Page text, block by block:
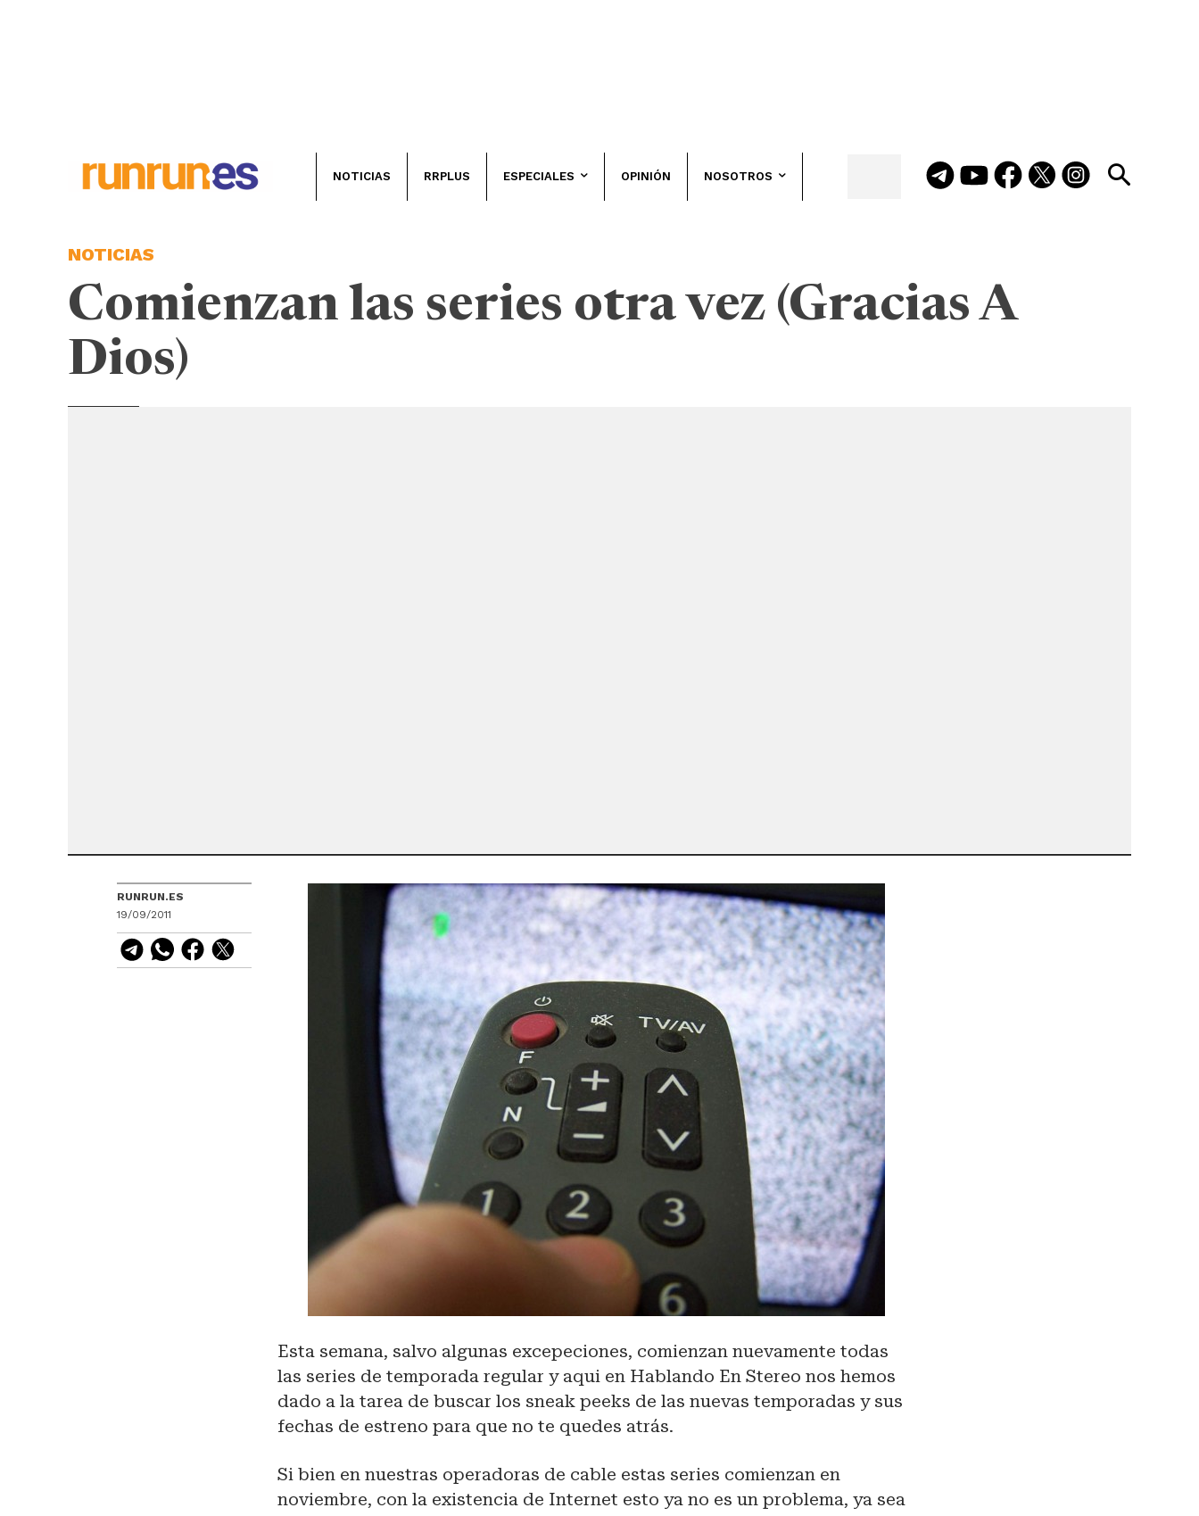
NOTICIAS RRPLUS ESPECIALES OPINIÓN NOSOTROS
NOTICIAS
Comienzan las series otra vez (Gracias A
Dios)
RUNRUN.ES
19/09/2011
Esta semana, salvo algunas excepeciones, comienzan nuevamente todas
las series de temporada regular y aqui en Hablando En Stereo nos hemos
dado a la tarea de buscar los sneak peeks de las nuevas temporadas y sus
fechas de estreno para que no te quedes atrás.
Si bien en nuestras operadoras de cable estas series comienzan en
noviembre, con la existencia de Internet esto ya no es un problema, ya sea